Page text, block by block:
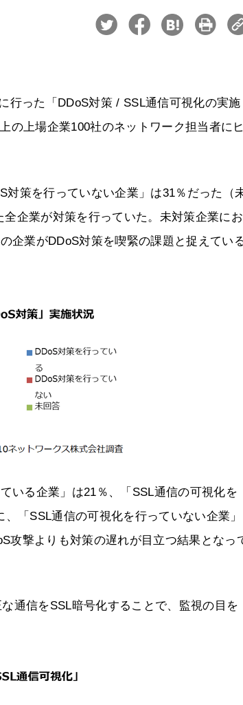
行った「DDoS対策 / SSL通信可視化の実施
の上場企業100社のネットワーク担当者にヒ
対策を行っていない企業」は31％だった（
企業が対策を行っていた。未対策企業にお
企業がDDoS対策を喫緊の課題と捉えてい
いる企業」は21％、「SSL通信の可視化を
「SSL通信の可視化を行っていない企業」
攻撃よりも対策の遅れが目立つ結果となっ
通信をSSL暗号化することで、監視の目を